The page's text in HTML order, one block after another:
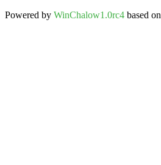
Powered by WinChalow1.0rc4 based on